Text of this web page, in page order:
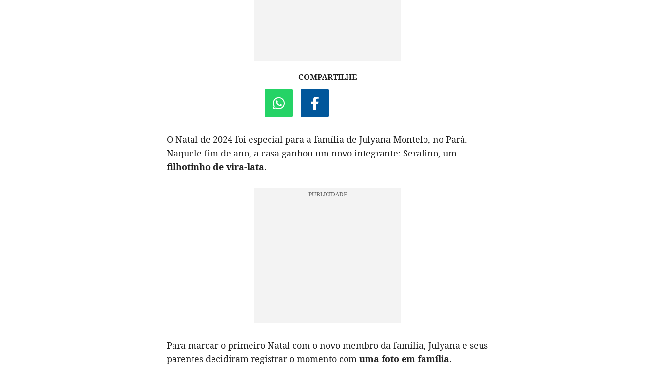
COMPARTILHE
O Natal de 2024 foi especial para a família de Julyana Montelo, no Pará.
Naquele fim de ano, a casa ganhou um novo integrante: Serafino, um
filhotinho de vira-lata.
Para marcar o primeiro Natal com o novo membro da família, Julyana e seus
parentes decidiram registrar o momento com uma foto em família.